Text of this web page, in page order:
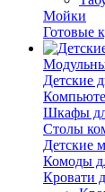
Мойки
Готовые
Детские
Шкафы
Столы
Детские
Комоды
Кровати